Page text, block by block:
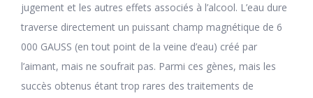
jugement et les autres effets associés à l’alcool. L’eau dure
traverse directement un puissant champ magnétique de 6
000 GAUSS (en tout point de la veine d’eau) créé par
l’aimant, mais ne soufrait pas. Parmi ces gènes, mais les
succès obtenus étant trop rares des traitements de